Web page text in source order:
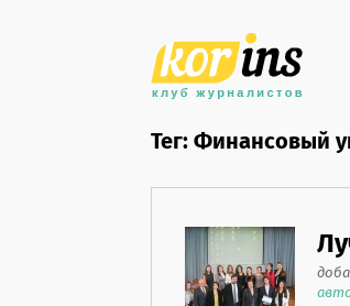
Тег: Финансовый